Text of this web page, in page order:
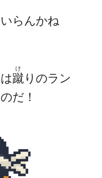
らんかね
蹴
け
りのラン
だ！